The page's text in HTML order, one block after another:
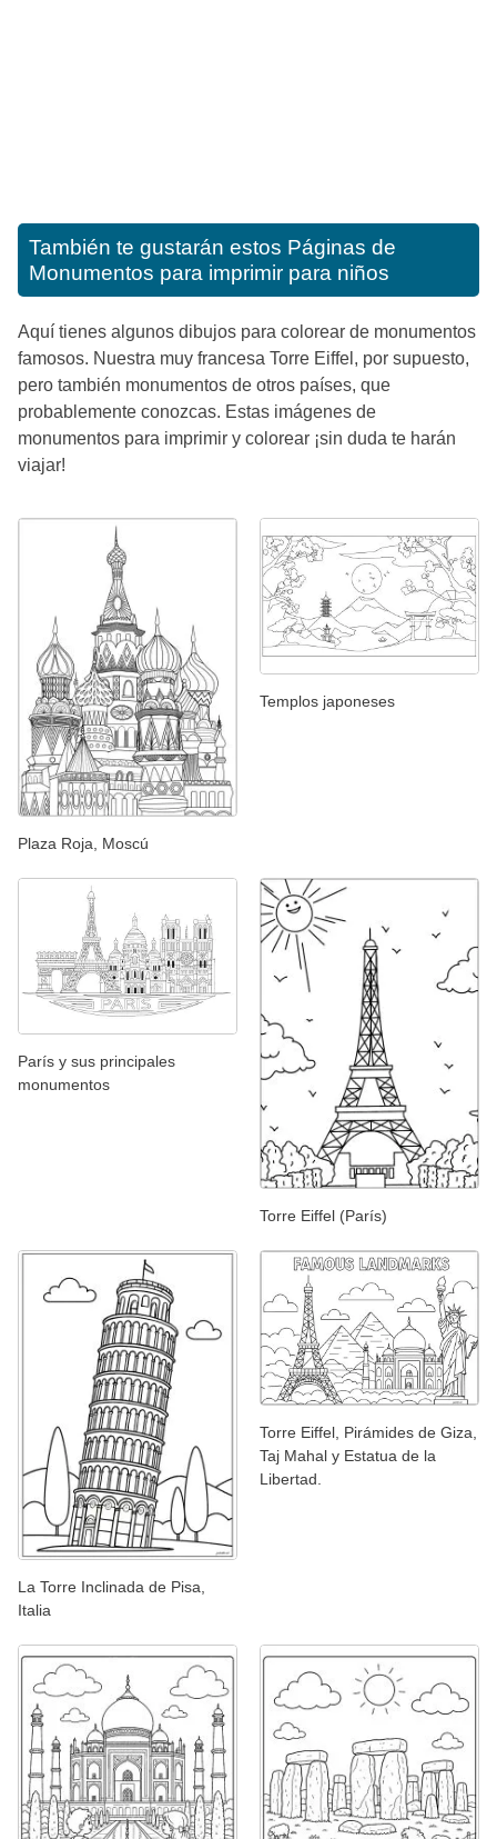
También te gustarán estos Páginas de
Monumentos para imprimir para niños
Aquí tienes algunos dibujos para colorear de monumentos
famosos. Nuestra muy francesa Torre Eiffel, por supuesto,
pero también monumentos de otros países, que
probablemente conozcas. Estas imágenes de
monumentos para imprimir y colorear ¡sin duda te harán
viajar!
Plaza Roja, Moscú
Templos japoneses
París y sus principales
monumentos
Torre Eiffel (París)
La Torre Inclinada de Pisa,
Italia
Torre Eiffel, Pirámides de Giza,
Taj Mahal y Estatua de la
Libertad.